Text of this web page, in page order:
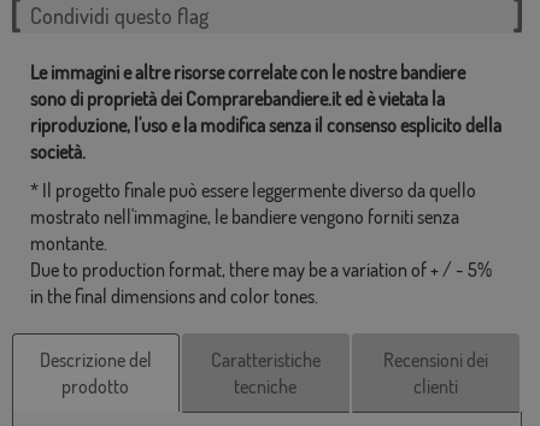
Condividi questo flag
Le immagini e altre risorse correlate con le nostre bandiere
sono di proprietà dei Comprarebandiere.it ed è vietata la
riproduzione, l'uso e la modifica senza il consenso esplicito della
società.
* Il progetto finale può essere leggermente diverso da quello
mostrato nell'immagine, le bandiere vengono forniti senza
montante.
Due to production format, there may be a variation of + / - 5%
in the final dimensions and color tones.
Descrizione del
prodotto
Caratteristiche
tecniche
Recensioni dei
clienti